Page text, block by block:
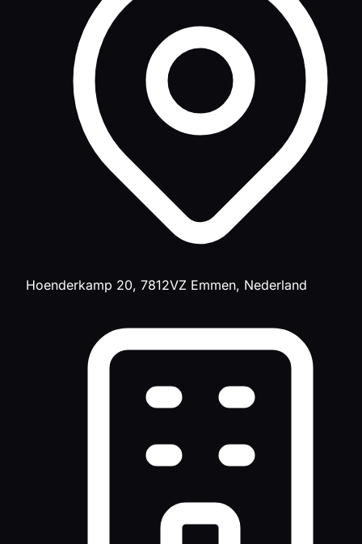
Hoenderkamp 20, 7812VZ Emmen, Nederland